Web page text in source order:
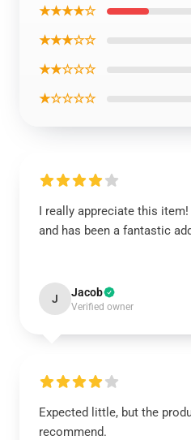
★★★★☆
★★★☆☆
★★☆☆☆
★☆☆☆☆
I really appreciate this
and has been a fantastic
J Jacob
Verified owner
Expected little, but the
recommend.